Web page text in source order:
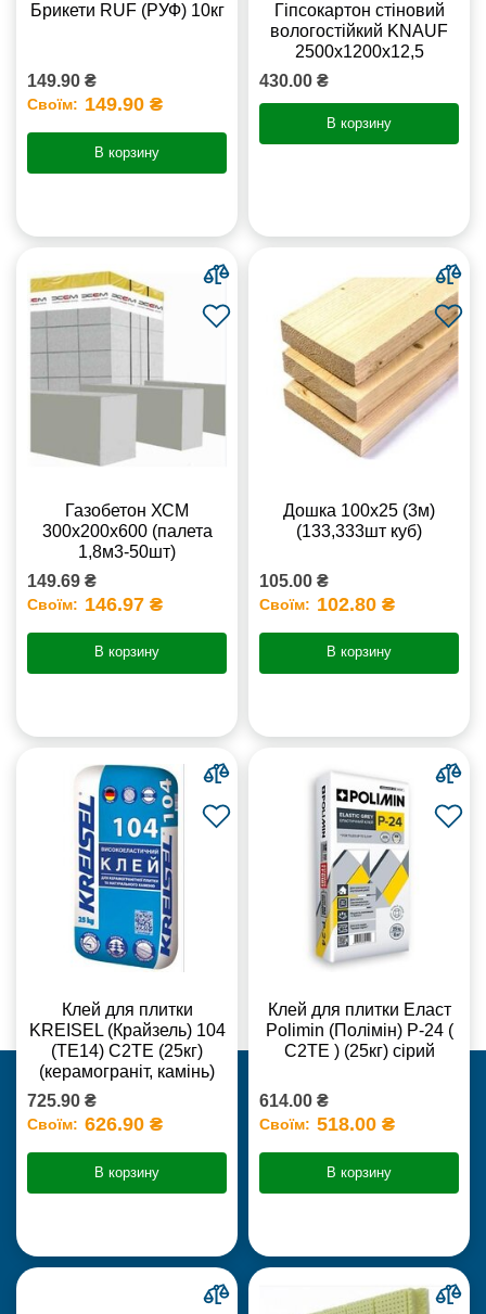
Брикети RUF (РУФ) 10кг
149.90 ₴
Своїм: 149.90 ₴
В корзину
Гіпсокартон стіновий
вологостійкий KNAUF
2500х1200х12,5
430.00 ₴
В корзину
Газобетон ХСМ
300x200x600 (палета
1,8м3-50шт)
149.69 ₴
Своїм: 146.97 ₴
В корзину
Дошка 100х25 (3м)
(133,333шт куб)
105.00 ₴
Своїм: 102.80 ₴
В корзину
Клей для плитки
KREISEL (Крайзель) 104
(ТЕ14) С2TE (25кг)
(керамограніт, камінь)
725.90 ₴
Своїм: 626.90 ₴
В корзину
Клей для плитки Еласт
Polimin (Полімін) Р-24 (
С2ТЕ ) (25кг) сірий
614.00 ₴
Своїм: 518.00 ₴
В корзину